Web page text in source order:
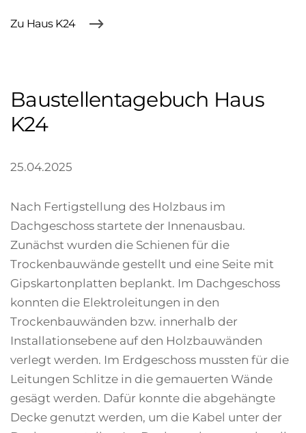
Zu Haus K24
Baustellentagebuch Haus
K24
25.04.2025
Nach Fertigstellung des Holzbaus im
Dachgeschoss startete der Innenausbau.
Zunächst wurden die Schienen für die
Trockenbauwände gestellt und eine Seite mit
Gipskartonplatten beplankt. Im Dachgeschoss
konnten die Elektroleitungen in den
Trockenbauwänden bzw. innerhalb der
Installationsebene auf den Holzbauwänden
verlegt werden. Im Erdgeschoss mussten für die
Leitungen Schlitze in die gemauerten Wände
gesägt werden. Dafür konnte die abgehängte
Decke genutzt werden, um die Kabel unter der